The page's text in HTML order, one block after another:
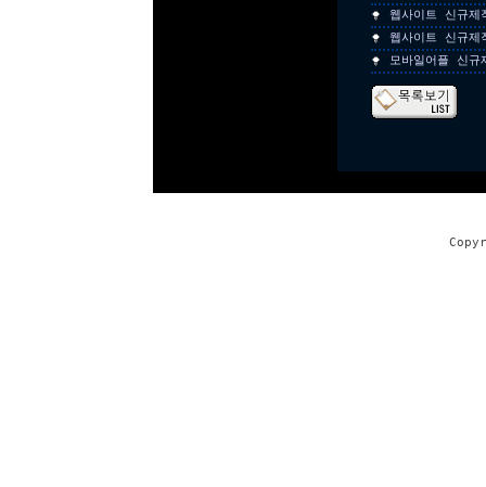
웹사이트 신규제
웹사이트 신규제
모바일어플 신규